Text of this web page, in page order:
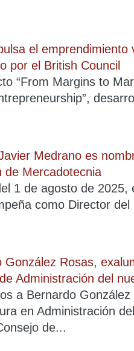
el
por el British Council
“From Margins to
Medrano es
de Mercadotecnia
1 de agosto de
como Director
González Rosas,
Administración del
a Bernardo
en Administración
de...